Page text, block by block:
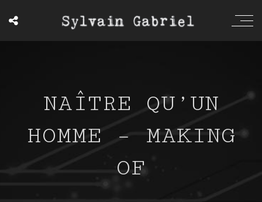
NAÎTRE QU’UN
HOMME – MAKING
OF